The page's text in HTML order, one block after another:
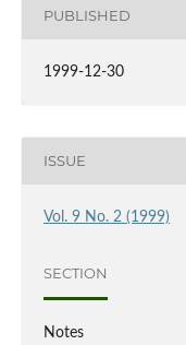
PUBLISHED
1999-12-30
ISSUE
Vol. 9 No. 2 (1999)
SECTION
Notes